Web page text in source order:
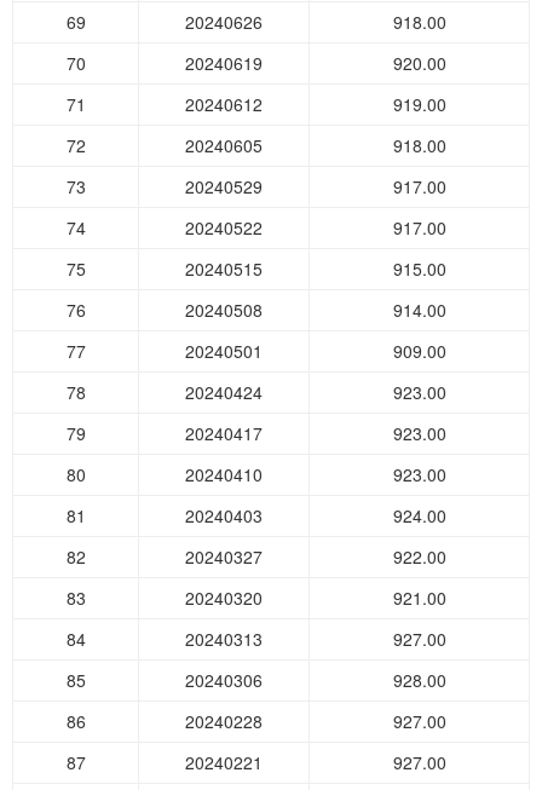
69
20240626
918.00
70
20240619
920.00
71
20240612
919.00
72
20240605
918.00
73
20240529
917.00
74
20240522
917.00
75
20240515
915.00
76
20240508
914.00
77
20240501
909.00
78
20240424
923.00
79
20240417
923.00
80
20240410
923.00
81
20240403
924.00
82
20240327
922.00
83
20240320
921.00
84
20240313
927.00
85
20240306
928.00
86
20240228
927.00
87
20240221
927.00